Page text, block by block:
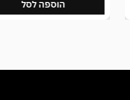
הוספה לסל